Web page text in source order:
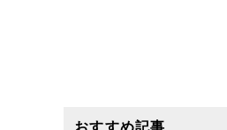
おすすめ記事